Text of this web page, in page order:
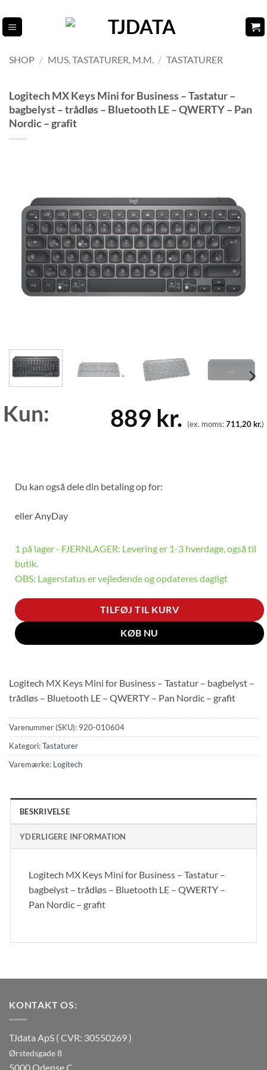
til
indhold
SHOP / MUS, TASTATURER, M.M. / TASTATURER
Logitech MX Keys Mini for Business – Tastatur –
bagbelyst – trådløs – Bluetooth LE – QWERTY – Pan
Nordic – grafit
Kun: 889 kr. (ex. moms:711,20kr.)
Du kan også dele din betaling op for:
ellerAnyDay
1 på lager - FJERNLAGER: Levering er 1-3 hverdage, også til
butik.
OBS: Lagerstatus er vejledende og opdateres dagligt
TILFØJ TIL KURV
KØB NU
Logitech MX Keys Mini for Business – Tastatur – bagbelyst –
trådløs – Bluetooth LE – QWERTY – Pan Nordic – grafit
Varenummer (SKU): 920-010604
Kategori:Tastaturer
Varemærke: Logitech
BESKRIVELSE
YDERLIGERE INFORMATION
Logitech MX Keys Mini for Business – Tastatur –
bagbelyst – trådløs – Bluetooth LE – QWERTY –
Pan Nordic – grafit
KONTAKT OS:
TJdata ApS ( CVR: 30550269 )
Ørstedsgade 8
5000 Odense C